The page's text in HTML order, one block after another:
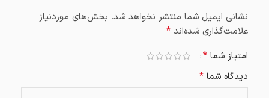
نشانی ایمیل شما منتشر نخواهد شد. بخش‌های موردنیاز
علامت‌گذاری شده‌اند *
امتیاز شما *
دیدگاه شما *